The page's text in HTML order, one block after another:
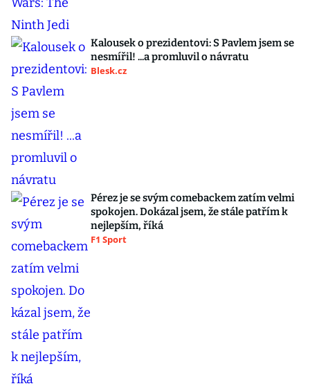
Kalousek o prezidentovi: S Pavlem jsem se
nesmířil! ...a promluvil o návratu
Blesk.cz
Pérez je se svým comebackem zatím velmi
spokojen. Dokázal jsem, že stále patřím k
nejlepším, říká
F1 Sport